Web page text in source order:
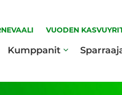
VUODEN
Kumppanit